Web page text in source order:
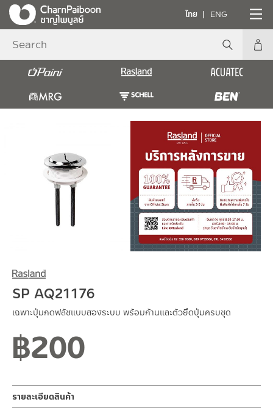
ไทย ENG
SP AQ21176
เฉพาะปุ่มกดฟลัชแบบสองระบบ พร้อมก้านและตัวยึดปุ่มครบชุด
฿200
รายละเอียดสินค้า